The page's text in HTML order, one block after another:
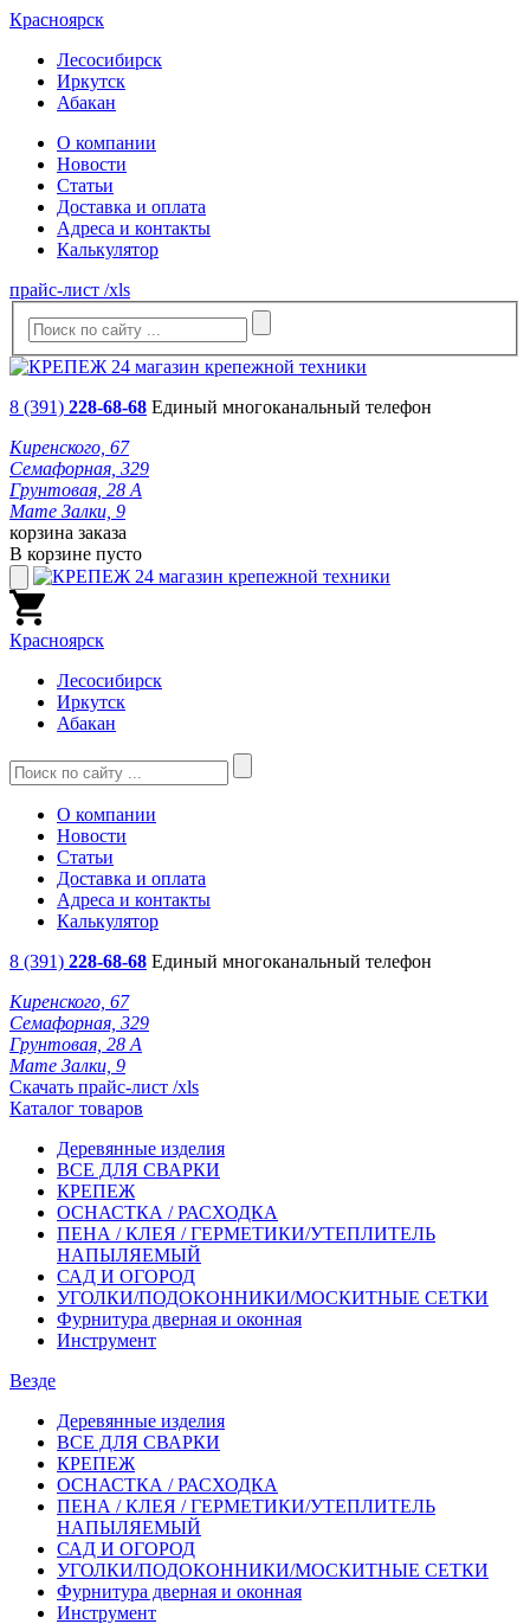
Красноярск
Лесосибирск
Иркутск
Абакан
О компании
Новости
Статьи
Доставка и оплата
Адреса и контакты
Калькулятор
прайс-лист /xls
8 (391) 228-68-68 Единый многоканальный телефон
Киренского, 67
Семафорная, 329
Грунтовая, 28 А
Мате Залки, 9
корзина заказа
В корзине пусто
Красноярск
Лесосибирск
Иркутск
Абакан
О компании
Новости
Статьи
Доставка и оплата
Адреса и контакты
Калькулятор
8 (391) 228-68-68 Единый многоканальный телефон
Киренского, 67
Семафорная, 329
Грунтовая, 28 А
Мате Залки, 9
Скачать прайс-лист /xls
Каталог товаров
Деревянные изделия
ВСЕ ДЛЯ СВАРКИ
КРЕПЕЖ
ОСНАСТКА / РАСХОДКА
ПЕНА / КЛЕЯ / ГЕРМЕТИКИ/УТЕПЛИТЕЛЬ
НАПЫЛЯЕМЫЙ
САД И ОГОРОД
УГОЛКИ/ПОДОКОННИКИ/МОСКИТНЫЕ СЕТКИ
Фурнитура дверная и оконная
Инструмент
Везде
Деревянные изделия
ВСЕ ДЛЯ СВАРКИ
КРЕПЕЖ
ОСНАСТКА / РАСХОДКА
ПЕНА / КЛЕЯ / ГЕРМЕТИКИ/УТЕПЛИТЕЛЬ
НАПЫЛЯЕМЫЙ
САД И ОГОРОД
УГОЛКИ/ПОДОКОННИКИ/МОСКИТНЫЕ СЕТКИ
Фурнитура дверная и оконная
Инструмент